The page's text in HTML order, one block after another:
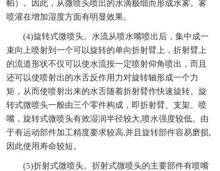
帕）。因此，从微喷头喷出的水滴极细而形成水雾。雾
喷灌在增加湿度方面有明显效果。
(4)旋转式微喷头。水流从喷水嘴喷出后，集中成一
束向上喷射到一个可以旋转的单向折射臂上，折射臂上
的流道形状不仅可以使水流按一定喷射仰角喷出，而且
还可以使喷射出的水舌反作用力对旋转轴形成一个力
矩，从而使喷射出来的水舌随着折射臂作快速旋转。旋
转式微喷头一般由三个零件构成，即折射臂、支架、喷
嘴，旋转式微喷头有效湿润半径较大,喷水强度较低。由
于有运动部件加工精度要求较高,并且旋转部件容易磨损,
因此使用寿命较短。
(5)折射式微喷头。折射式微喷头的主要部件有喷嘴